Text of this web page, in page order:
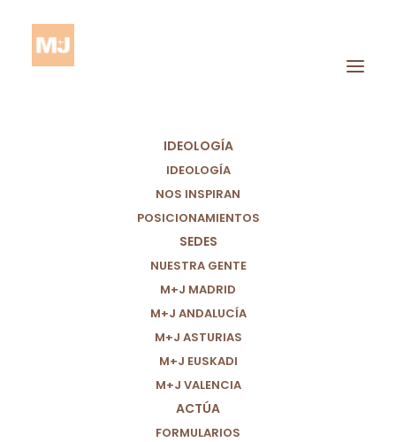
IDEOLOGÍA
IDEOLOGÍA
NOS INSPIRAN
POSICIONAMIENTOS
SEDES
NUESTRA GENTE
M+J MADRID
M+J ANDALUCÍA
M+J ASTURIAS
M+J EUSKADI
M+J VALENCIA
ACTÚA
FORMULARIOS
M+J PIDE AL
GOBIERNO QUE FIRME
EL TRATADO SOBRE
PROHIBICIÓN DE LAS
ARMAS NUCLEARES